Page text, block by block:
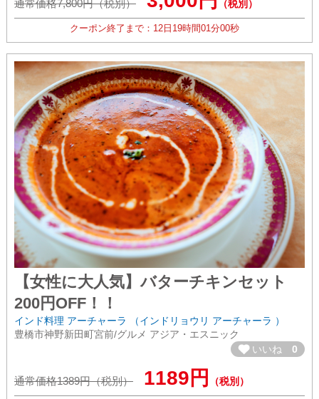
通常価格7,800円（税別） （税別）
クーポン終了まで： 12日 19時間00分59秒
【女性に大人気】バターチキンセット
200円OFF！！
インド料理 アーチャーラ （インドリョウリ アーチャーラ ）
豊橋市神野新田町宮前/グルメ アジア・エスニック
いいね0
通常価格1389円（税別） 1189円 （税別）